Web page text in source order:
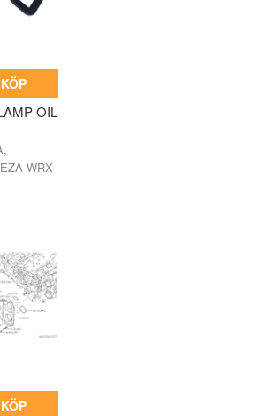
KÖP
OIL
WRX
KÖP